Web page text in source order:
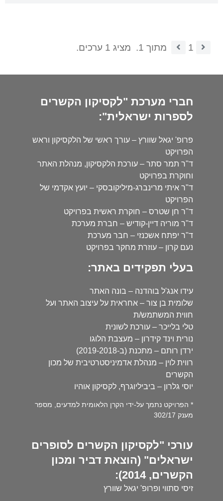
1 מתוך 1. מציג 1 ערכים.
חברי מערכת "לקסיקון הקשרים
לספרות ישראלית":
פרופ' יגאל שוורץ – עורך ראשי של הלקסיקון וראש
הפרויקט
ד"ר תמר סתר – עורכת הלקסיקון, מנהלת האתר
וחוקרת בפרויקט
ד"ר איתי מרינברג-מיליקובסקי – יועץ אקדמי של
הפרויקט
ד"ר חן שטרס – חוקרת ראשית בפרויקט
ד"ר מוריה דיין-קודיש – חברת מערכת
ד"ר יפתח אשכנזי – חבר מערכת
נעם קרון – עוזרת מחקר בפרויקט
בעלי תפקידים באתר:
עידו אנג'ל בוהדנה – בונה האתר
שלומית בן צור – אחראית על עיצוב האתר ועל
חווית המשתמש/ת
טלי בלייכר – עורכת לשונית
נורית וינד קידרון – מעצבת הלוגו
ירדן רותם – מתכנת (ב-2019-2018)
רווית לוין – מנהלת אדמיניסטרטיבית של מכון
הקשרים
יוסי גלרון – ביביליוגרף, לקסיקון אוהיו
* הפרויקט נתמך על-ידי הקרן הלאומית למדעים, מספר
מענק 302/17
עורכי "לקסיקון הקשרים לסופרים
ישראלים" (הוצאת דביר ומכון
הקשרים, 2014):
זיסי סתווי ופרופ' יגאל שוורץ